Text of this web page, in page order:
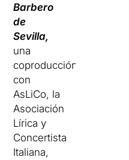
Barbero
de
Sevilla,
una
coproducción
con
AsLiCo, la
Asociación
Lírica y
Concertista
Italiana,